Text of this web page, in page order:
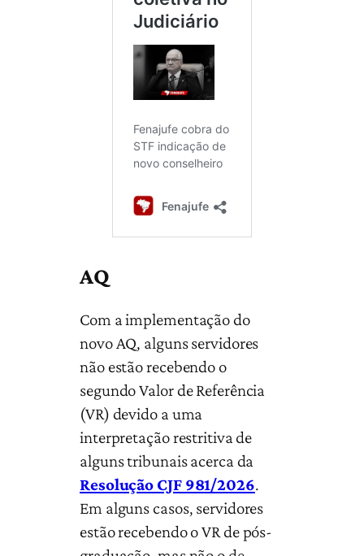
AQ
Com a implementação do
novo AQ, alguns servidores
não estão recebendo o
segundo Valor de Referência
(VR) devido a uma
interpretação restritiva de
alguns tribunais acerca da
Resolução CJF 981/2026.
Em alguns casos, servidores
estão recebendo o VR de pós-